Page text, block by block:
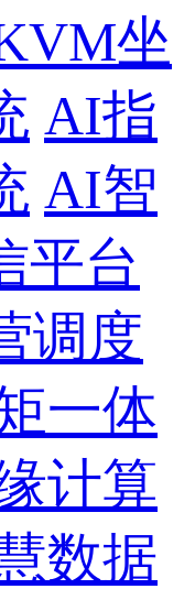
坐
AI指
AI智
平台
调度
一体
计算
数据